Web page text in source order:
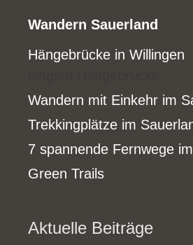
Wandern Sauerland
Hängebrücke in Willingen
Wandern mit Einkehr im
Trekkingplätze im
7 spannende Fernwege
Green Trails
Aktuelle Beiträge